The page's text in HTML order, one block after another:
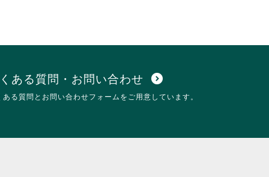
ある質問・お問い合わせ expand_circle_down
ある質問とお問い合わせフォームをご用意しています。